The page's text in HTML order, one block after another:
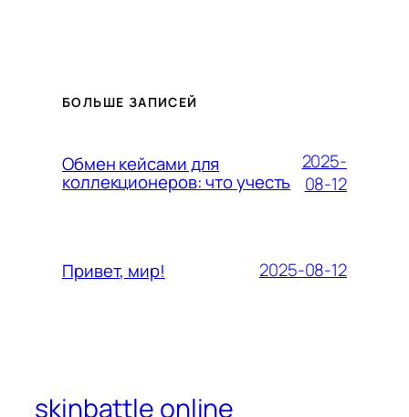
БОЛЬШЕ ЗАПИСЕЙ
Обмен кейсами для
коллекционеров: что учесть
2025-
08-12
Привет, мир! 2025-08-12
skinbattle online